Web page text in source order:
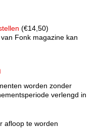
(€14,50)
Fonk magazine kan
worden zonder
verlengd in
afloop te worden